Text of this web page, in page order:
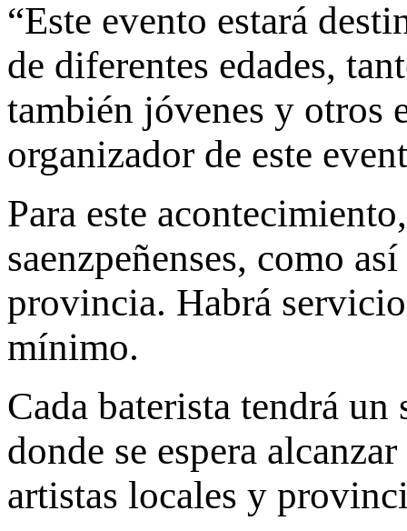
“Este evento estará
de diferentes edades,
también jóvenes y otros
organizador de este
Para este
saenzpeñenses, como
provincia. Habrá
mínimo.
Cada baterista tendrá
donde se espera
artistas locales y